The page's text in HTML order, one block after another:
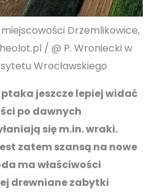
miejscowości Drzemlikowice,
/ @ P. Wroniecki w
Wrocławskiego
jeszcze lepiej widać
po dawnych
się m.in. wraki.
zatem szansą na nowe
ma właściwości
drewniane zabytki